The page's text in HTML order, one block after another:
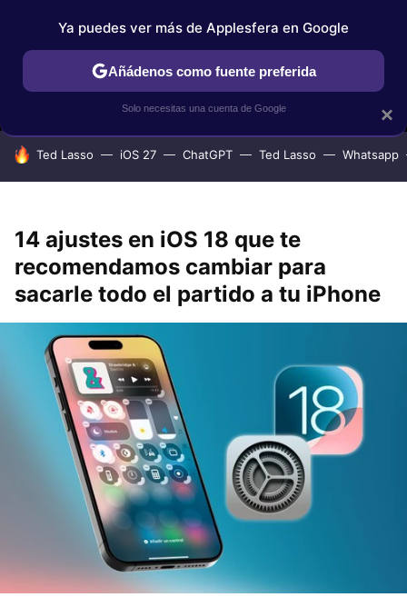
MENÚ NUEVO
TUTORIALES APPLESFERA SELECCIÓN
HOY SE HABLA DE
Ted Lasso iOS 27 ChatGPT Ted Lasso Whatsapp
14 ajustes en iOS 18 que te
recomendamos cambiar para
sacarle todo el partido a tu iPhone
×
Ya puedes ver más de Applesfera en Google
Añádenos como fuente preferida
Solo necesitas una cuenta de Google